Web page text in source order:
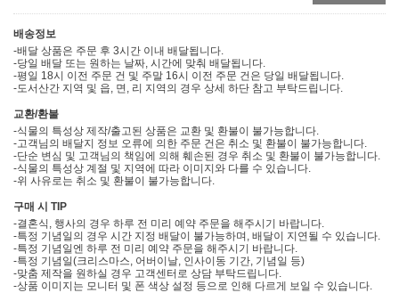
배송정보
-배달 상품은 주문 후 3시간 이내 배달됩니다.
-당일 배달 또는 원하는 날짜, 시간에 맞춰 배달됩니다.
-평일 18시 이전 주문 건 및 주말 16시 이전 주문 건은 당일 배달됩니다.
-도서산간 지역 및 읍, 면, 리 지역의 경우 상세 하단 참고 부탁드립니다.
교환/환불
-식물의 특성상 제작/출고된 상품은 교환 및 환불이 불가능합니다.
-고객님의 배달지 정보 오류에 의한 주문 건은 취소 및 환불이 불가능합니다.
-단순 변심 및 고객님의 책임에 의해 훼손된 경우 취소 및 환불이 불가능합니다.
-식물의 특성상 계절 및 지역에 따라 이미지와 다를 수 있습니다.
-위 사유로는 취소 및 환불이 불가능합니다.
구매 시 TIP
-결혼식, 행사의 경우 하루 전 미리 예약 주문을 해주시기 바랍니다.
-특정 기념일의 경우 시간 지정 배달이 불가능하며, 배달이 지연될 수 있습니다.
-특정 기념일엔 하루 전 미리 예약 주문을 해주시기 바랍니다.
-특정 기념일(크리스마스, 어버이날, 인사이동 기간, 기념일 등)
-맞춤 제작을 원하실 경우 고객센터로 상담 부탁드립니다.
-상품 이미지는 모니터 및 폰 색상 설정 등으로 인해 다르게 보일 수 있습니다.